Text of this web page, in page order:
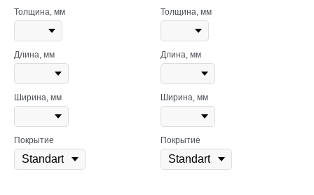
Толщина, мм
Длина, мм
Ширина, мм
Покрытие
Толщина, мм
Длина, мм
Ширина, мм
Покрытие